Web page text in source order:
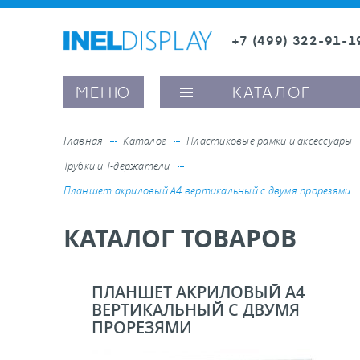
+7 (499) 322-91-
Заказать звонок
МЕНЮ КАТАЛОГ
ценникодержатели
полочного пространства
вывесок и шелфтокеры
оборудование, комплектующие
Главная Каталог
Пластиковые рамки и аксессуары
Трубки и Т-держатели
Планшет акриловый А4 вертикальный с двумя прорезями
КАТАЛОГ ТОВАРОВ
ПЛАНШЕТ АКРИЛОВЫЙ А4
ВЕРТИКАЛЬНЫЙ С ДВУМЯ
ПРОРЕЗЯМИ